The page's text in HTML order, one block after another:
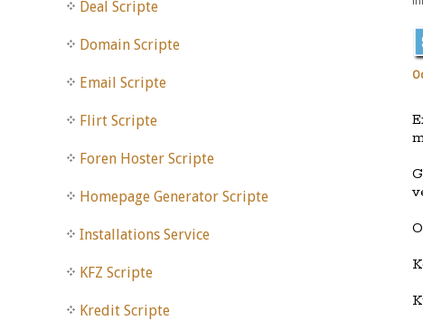
Deal Scripte
Domain Scripte
Email Scripte
Flirt Scripte
Foren Hoster Scripte
Homepage Generator Scripte
Installations Service
KFZ Scripte
Kredit Scripte